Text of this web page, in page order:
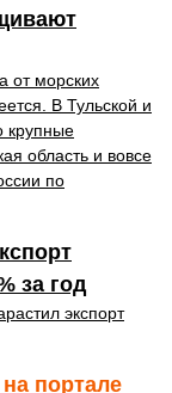
от морских
В Тульской и
крупные
область и вовсе
по
за год
экспорт
портале